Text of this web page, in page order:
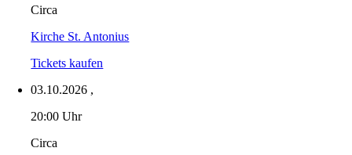
Circa
Kirche St. Antonius
Tickets kaufen
03.10.2026 ,
20:00 Uhr
Circa